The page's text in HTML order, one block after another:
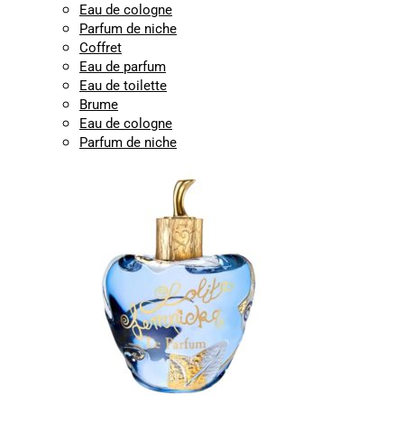
Eau de cologne
Parfum de niche
Coffret
Eau de parfum
Eau de toilette
Brume
Eau de cologne
Parfum de niche